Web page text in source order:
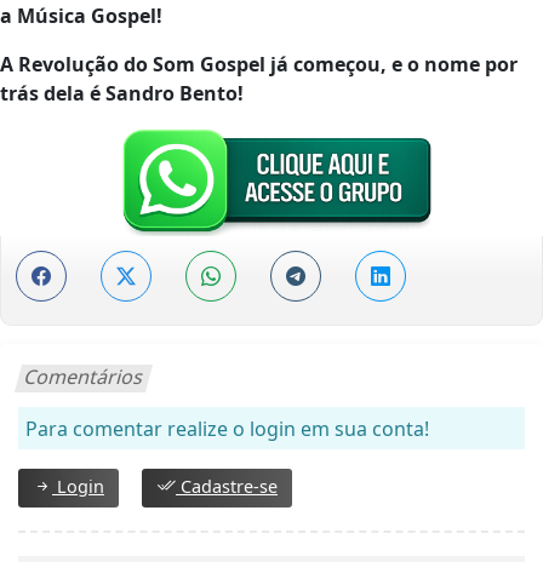
a Música Gospel!
A Revolução do Som Gospel já começou, e o nome por
trás dela é Sandro Bento!
Comentários
Para comentar realize o login em sua conta!
Login Cadastre-se